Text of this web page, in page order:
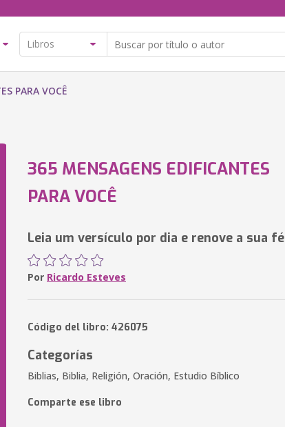
PARA VOCÊ
365 MENSAGENS EDIFICANTES
PARA VOCÊ
Leia um versículo por dia e renove a sua fé
Por Ricardo Esteves
Código del libro: 426075
Categorías
Biblias, Biblia, Religión, Oración, Estudio Bíblico
Comparte ese libro